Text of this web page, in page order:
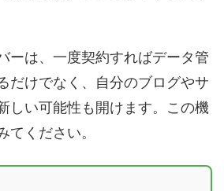
ーは、一度契約すればデータ管
だけでなく、自分のブログやサ
しい可能性も開けます。この機
てください。